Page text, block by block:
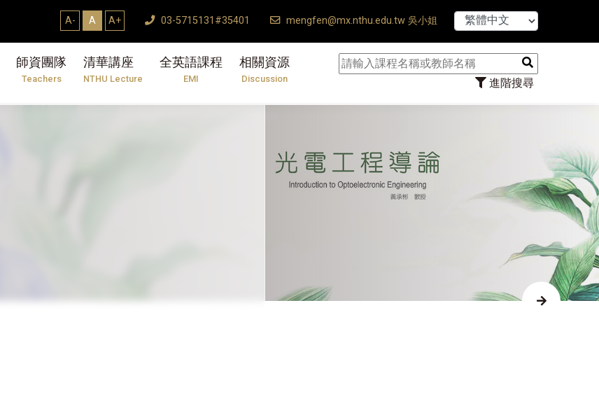
A- A A+ 03-5715131#35401 mengfen@mx.nthu.edu.tw 吳小姐
師資團隊
Teachers
清華講座
NTHU Lecture
全英語課程
EMI
相關資源
Discussion 進階搜尋
【7/31】114學年度